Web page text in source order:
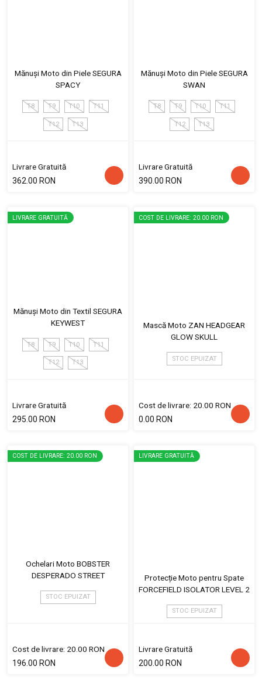
Mănuși Moto din Piele SEGURA
SPACY
T8 T9 T10 T11
T12 T13
Livrare Gratuită
362.00 RON
Mănuși Moto din Piele SEGURA
SWAN
T8 T9 T10 T11
T12 T13
Livrare Gratuită
390.00 RON
LIVRARE GRATUITĂ
Mănuși Moto din Textil SEGURA
KEYWEST
T8 T9 T10 T11
T12 T13
Livrare Gratuită
295.00 RON
COST DE LIVRARE: 20.00 RON
Mască Moto ZAN HEADGEAR
GLOW SKULL
STOC EPUIZAT
Cost de livrare: 20.00 RON
0.00 RON
COST DE LIVRARE: 20.00 RON
Ochelari Moto BOBSTER
DESPERADO STREET
STOC EPUIZAT
Cost de livrare: 20.00 RON
196.00 RON
LIVRARE GRATUITĂ
Protecție Moto pentru Spate
FORCEFIELD ISOLATOR LEVEL 2
STOC EPUIZAT
Livrare Gratuită
200.00 RON